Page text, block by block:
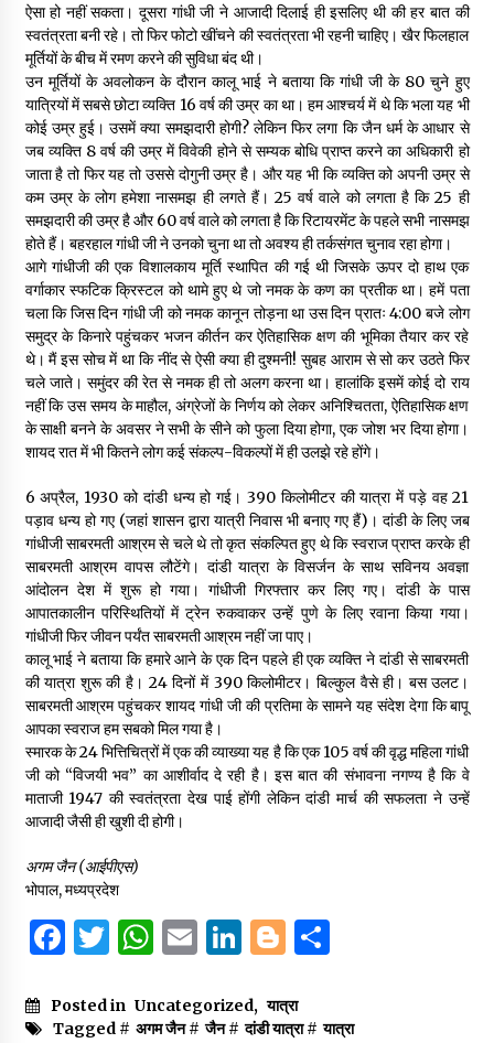
ऐसा हो नहीं सकता। दूसरा गांधी जी ने आजादी दिलाई ही इसलिए थी की हर बात की
स्वतंत्रता बनी रहे। तो फिर फोटो खींचने की स्वतंत्रता भी रहनी चाहिए। खैर फिलहाल
मूर्तियों के बीच में रमण करने की सुविधा बंद थी।
उन मूर्तियों के अवलोकन के दौरान कालू भाई ने बताया कि गांधी जी के 80 चुने हुए
यात्रियों में सबसे छोटा व्यक्ति 16 वर्ष की उम्र का था। हम आश्चर्य में थे कि भला यह भी
कोई उम्र हुई। उसमें क्या समझदारी होगी? लेकिन फिर लगा कि जैन धर्म के आधार से
जब व्यक्ति 8 वर्ष की उम्र में विवेकी होने से सम्यक बोधि प्राप्त करने का अधिकारी हो
जाता है तो फिर यह तो उससे दोगुनी उम्र है। और यह भी कि व्यक्ति को अपनी उम्र से
कम उम्र के लोग हमेशा नासमझ ही लगते हैं। 25 वर्ष वाले को लगता है कि 25 ही
समझदारी की उम्र है और 60 वर्ष वाले को लगता है कि रिटायरमेंट के पहले सभी नासमझ
होते हैं। बहरहाल गांधी जी ने उनको चुना था तो अवश्य ही तर्कसंगत चुनाव रहा होगा।
आगे गांधीजी की एक विशालकाय मूर्ति स्थापित की गई थी जिसके ऊपर दो हाथ एक
वर्गाकार स्फटिक क्रिस्टल को थामे हुए थे जो नमक के कण का प्रतीक था। हमें पता
चला कि जिस दिन गांधी जी को नमक कानून तोड़ना था उस दिन प्रातः 4:00 बजे लोग
समुद्र के किनारे पहुंचकर भजन कीर्तन कर ऐतिहासिक क्षण की भूमिका तैयार कर रहे
थे। मैं इस सोच में था कि नींद से ऐसी क्या ही दुश्मनी! सुबह आराम से सो कर उठते फिर
चले जाते। समुंदर की रेत से नमक ही तो अलग करना था। हालांकि इसमें कोई दो राय
नहीं कि उस समय के माहौल, अंग्रेजों के निर्णय को लेकर अनिश्चितता, ऐतिहासिक क्षण
के साक्षी बनने के अवसर ने सभी के सीने को फुला दिया होगा, एक जोश भर दिया होगा।
शायद रात में भी कितने लोग कई संकल्प-विकल्पों में ही उलझे रहे होंगे।
6 अप्रैल, 1930 को दांडी धन्य हो गई। 390 किलोमीटर की यात्रा में पड़े वह 21
पड़ाव धन्य हो गए (जहां शासन द्वारा यात्री निवास भी बनाए गए हैं)। दांडी के लिए जब
गांधीजी साबरमती आश्रम से चले थे तो कृत संकल्पित हुए थे कि स्वराज प्राप्त करके ही
साबरमती आश्रम वापस लौटेंगे। दांडी यात्रा के विसर्जन के साथ सविनय अवज्ञा
आंदोलन देश में शुरू हो गया। गांधीजी गिरफ्तार कर लिए गए। दांडी के पास
आपातकालीन परिस्थितियों में ट्रेन रुकवाकर उन्हें पुणे के लिए रवाना किया गया।
गांधीजी फिर जीवन पर्यंत साबरमती आश्रम नहीं जा पाए।
कालू भाई ने बताया कि हमारे आने के एक दिन पहले ही एक व्यक्ति ने दांडी से साबरमती
की यात्रा शुरू की है। 24 दिनों में 390 किलोमीटर। बिल्कुल वैसे ही। बस उलट।
साबरमती आश्रम पहुंचकर शायद गांधी जी की प्रतिमा के सामने यह संदेश देगा कि बापू
आपका स्वराज हम सबको मिल गया है।
स्मारक के 24 भित्तिचित्रों में एक की व्याख्या यह है कि एक 105 वर्ष की वृद्ध महिला गांधी
जी को “विजयी भव” का आशीर्वाद दे रही है। इस बात की संभावना नगण्य है कि वे
माताजी 1947 की स्वतंत्रता देख पाई होंगी लेकिन दांडी मार्च की सफलता ने उन्हें
आजादी जैसी ही खुशी दी होगी।
अगम जैन (आईपीएस)
भोपाल, मध्यप्रदेश
F
c
T
it
W
at
E
ai
Li
k
B
g
S
Posted in Uncategorized, यात्रा
Tagged # अगम जैन# जैन# दांडी यात्रा# यात्रा